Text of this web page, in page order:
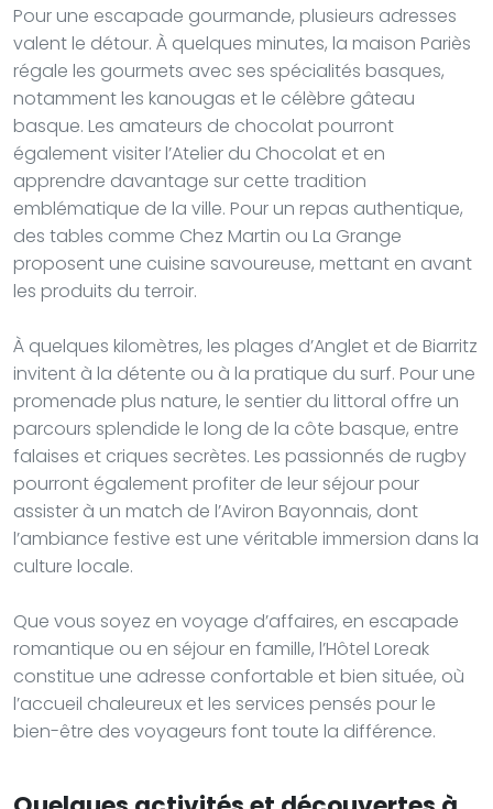
Pour une escapade gourmande, plusieurs adresses
valent le détour. À quelques minutes, la maison Pariès
régale les gourmets avec ses spécialités basques,
notamment les kanougas et le célèbre gâteau
basque. Les amateurs de chocolat pourront
également visiter l’Atelier du Chocolat et en
apprendre davantage sur cette tradition
emblématique de la ville. Pour un repas authentique,
des tables comme Chez Martin ou La Grange
proposent une cuisine savoureuse, mettant en avant
les produits du terroir.
À quelques kilomètres, les plages d’Anglet et de Biarritz
invitent à la détente ou à la pratique du surf. Pour une
promenade plus nature, le sentier du littoral offre un
parcours splendide le long de la côte basque, entre
falaises et criques secrètes. Les passionnés de rugby
pourront également profiter de leur séjour pour
assister à un match de l’Aviron Bayonnais, dont
l’ambiance festive est une véritable immersion dans la
culture locale.
Que vous soyez en voyage d’affaires, en escapade
romantique ou en séjour en famille, l’Hôtel Loreak
constitue une adresse confortable et bien située, où
l’accueil chaleureux et les services pensés pour le
bien-être des voyageurs font toute la différence.